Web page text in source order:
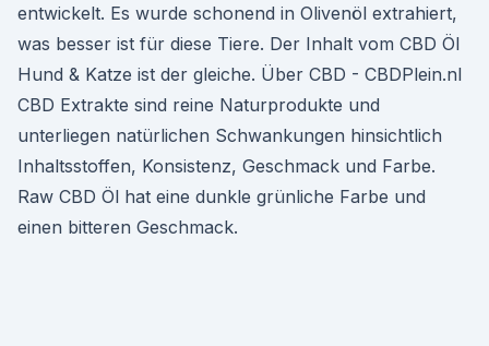
entwickelt. Es wurde schonend in Olivenöl extrahiert,
was besser ist für diese Tiere. Der Inhalt vom CBD Öl
Hund & Katze ist der gleiche. Über CBD - CBDPlein.nl
CBD Extrakte sind reine Naturprodukte und
unterliegen natürlichen Schwankungen hinsichtlich
Inhaltsstoffen, Konsistenz, Geschmack und Farbe.
Raw CBD Öl hat eine dunkle grünliche Farbe und
einen bitteren Geschmack.